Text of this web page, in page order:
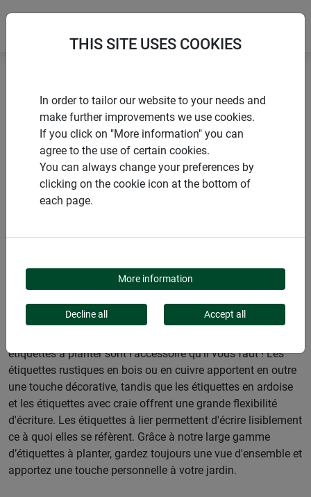
Accueil
Produits de Windhager Home & Garden
Jardins
Accessoires de jardin Étiquettes à planter
CATÉGORIE DE PRODUITS
ÉTIQUETTES À
PLANTER
étiquettes à planter sont l’accessoire qu’il vous faut ! Les
étiquettes rustiques en bois ou en cuivre apportent en outre
une touche décorative, tandis que les étiquettes en ardoise
et les étiquettes avec craie offrent une grande flexibilité
d'écriture. Les étiquettes à lier permettent d'écrire lisiblement
ce à quoi elles se réfèrent. Grâce à notre large gamme
d’étiquettes à planter, gardez toujours une vue d'ensemble et
apportez une touche personnelle à votre jardin.
THIS SITE USES COOKIES
In order to tailor our website to your needs and
make further improvements we use cookies.
If you click on "More information" you can
agree to the use of certain cookies.
You can always change your preferences by
clicking on the cookie icon at the bottom of
each page.
More information
Decline all Accept all